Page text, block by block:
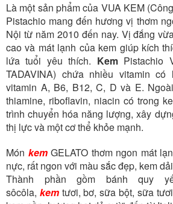
Là một sản phẩm của VUA KEM
Pistachio mang đến hương vị thơm
Nội từ năm 2010 đến nay. Vị đắng
cao và mát lạnh của kem giúp kích
lứa tuổi yêu thích. Kem Pistachio
TADAVINA) chứa nhiều vitamin
vitamin A, B6, B12, C, D và E.
thiamine, riboflavin, niacin có trong
trình chuyển hóa năng lượng, xây
thị lực và một cơ thể khỏe mạnh.
Món kemGELATO thơm ngon mát
nực, rất ngon với màu sắc đẹp, kem
Thành phần gồm bánh quy
sôcôla, kemtươi, bơ, sữa bột, sữa